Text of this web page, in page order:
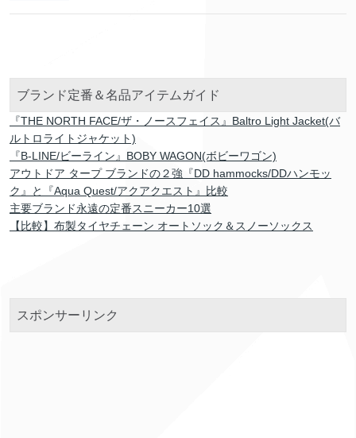
ブランド定番＆名品アイテムガイド
『THE NORTH FACE/ザ・ノースフェイス』Baltro Light Jacket(バ
ルトロライトジャケット)
『B-LINE/ビーライン』BOBY WAGON(ボビーワゴン)
アウトドア タープ ブランドの２強『DD hammocks/DDハンモッ
ク』と『Aqua Quest/アクアクエスト』比較
主要ブランド永遠の定番スニーカー10選
【比較】布製タイヤチェーン オートソック＆スノーソックス
スポンサーリンク